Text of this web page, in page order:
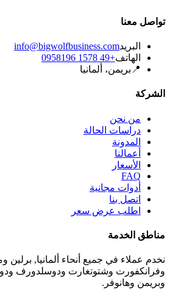
تواصل معنا
البريدinfo@bigwolfbusiness.com
الهاتف+49 1578 0958196
📍 بريمن، ألمانيا
الشركة
من نحن
دراسات الحالة
المدونة
أعمالنا
الأسعار
FAQ
أدوات مجانية
اتصل بنا
اطلب عرض سعر
مناطق الخدمة
نخدم عملاء في جميع أنحاء ألمانيا, برلين
وفرانكفورت وشتوتغارت ودوسلدورف
وبريمن وهانوفر.